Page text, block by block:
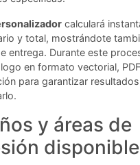
calculará
y total, mostrándote
entrega. Durante este
en formato vectorial,
para garantizar
y áreas de